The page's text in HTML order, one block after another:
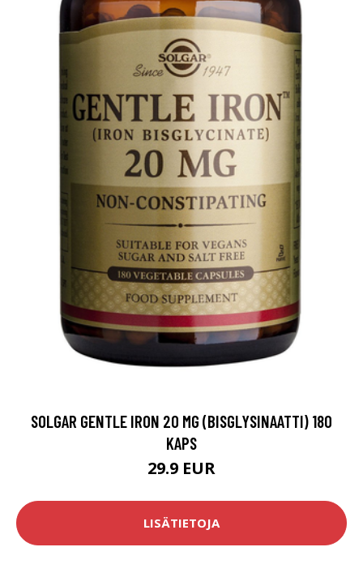
SOLGAR GENTLE IRON 20 MG (BISGLYSINAATTI) 180
KAPS
29.9 EUR
LISÄTIETOJA